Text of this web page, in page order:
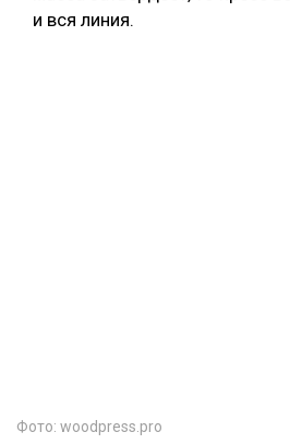
и вся линия.
Фото: woodpress.pro